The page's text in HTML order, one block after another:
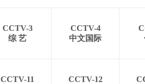
CCTV-3
综 艺
CCTV-4
中文国际
CCTV-11
CCTV-12